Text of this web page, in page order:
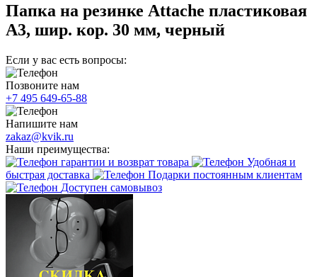
Папка на резинке Attache пластиковая
А3, шир. кор. 30 мм, черный
Если у вас есть вопросы:
Позвоните нам
+7 495 649-65-88
Напишите нам
zakaz@kvik.ru
Наши преимущества:
гарантии и возврат товара
Удобная и
быстрая доставка
Подарки постоянным клиентам
Доступен самовывоз